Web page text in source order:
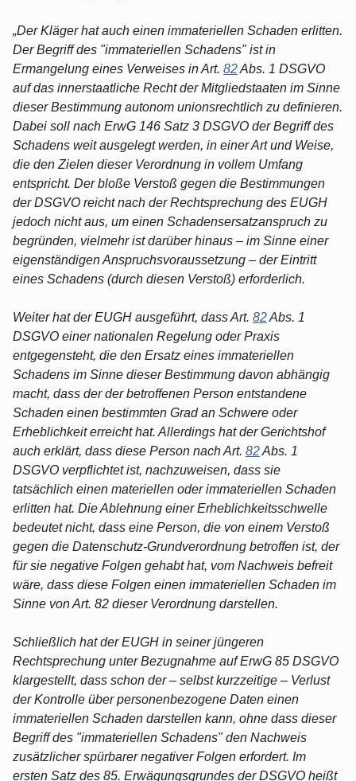
„Der Kläger hat auch einen immateriellen Schaden erlitten.
Der Begriff des "immateriellen Schadens" ist in
Ermangelung eines Verweises in Art. 82Abs. 1 DSGVO
auf das innerstaatliche Recht der Mitgliedstaaten im Sinne
dieser Bestimmung autonom unionsrechtlich zu definieren.
Dabei soll nach ErwG 146 Satz 3 DSGVO der Begriff des
Schadens weit ausgelegt werden, in einer Art und Weise,
die den Zielen dieser Verordnung in vollem Umfang
entspricht. Der bloße Verstoß gegen die Bestimmungen
der DSGVO reicht nach der Rechtsprechung des EUGH
jedoch nicht aus, um einen Schadensersatzanspruch zu
begründen, vielmehr ist darüber hinaus – im Sinne einer
eigenständigen Anspruchsvoraussetzung – der Eintritt
eines Schadens (durch diesen Verstoß) erforderlich.
Weiter hat der EUGH ausgeführt, dass Art. 82Abs. 1
DSGVO einer nationalen Regelung oder Praxis
entgegensteht, die den Ersatz eines immateriellen
Schadens im Sinne dieser Bestimmung davon abhängig
macht, dass der der betroffenen Person entstandene
Schaden einen bestimmten Grad an Schwere oder
Erheblichkeit erreicht hat. Allerdings hat der Gerichtshof
auch erklärt, dass diese Person nach Art. 82Abs. 1
DSGVO verpflichtet ist, nachzuweisen, dass sie
tatsächlich einen materiellen oder immateriellen Schaden
erlitten hat. Die Ablehnung einer Erheblichkeitsschwelle
bedeutet nicht, dass eine Person, die von einem Verstoß
gegen die Datenschutz-Grundverordnung betroffen ist, der
für sie negative Folgen gehabt hat, vom Nachweis befreit
wäre, dass diese Folgen einen immateriellen Schaden im
Sinne von Art. 82 dieser Verordnung darstellen.
Schließlich hat der EUGH in seiner jüngeren
Rechtsprechung unter Bezugnahme auf ErwG 85 DSGVO
klargestellt, dass schon der – selbst kurzzeitige – Verlust
der Kontrolle über personenbezogene Daten einen
immateriellen Schaden darstellen kann, ohne dass dieser
Begriff des "immateriellen Schadens" den Nachweis
zusätzlicher spürbarer negativer Folgen erfordert. Im
ersten Satz des 85. Erwägungsgrundes der DSGVO heißt